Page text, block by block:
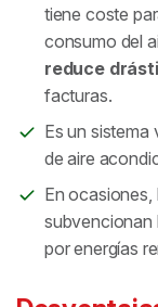
tiene coste
consumo del
reduce
facturas.
Es un
de aire
En
subvencionan
por energías